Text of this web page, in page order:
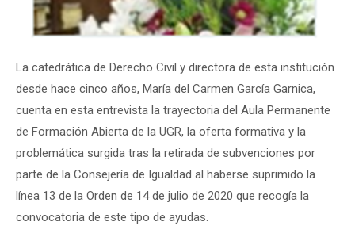
La catedrática de Derecho Civil y directora de esta institución
desde hace cinco años, María del Carmen García Garnica,
cuenta en esta entrevista la trayectoria del Aula Permanente
de Formación Abierta de la UGR, la oferta formativa y la
problemática surgida tras la retirada de subvenciones por
parte de la Consejería de Igualdad al haberse suprimido la
línea 13 de la Orden de 14 de julio de 2020 que recogía la
convocatoria de este tipo de ayudas.